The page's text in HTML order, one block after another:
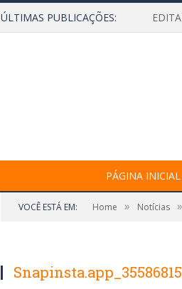
ÚLTIMAS PUBLICAÇÕES:
PÁGINA INICIAL
VOCÊ ESTÁ EM: Home » Notícias »